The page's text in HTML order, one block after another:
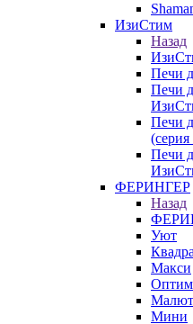
ИзиСтим
Назад
Печи
Печи
Печи
Печи
ФЕРИНГЕР
Назад
Уют
Квадра
Макси
Мини